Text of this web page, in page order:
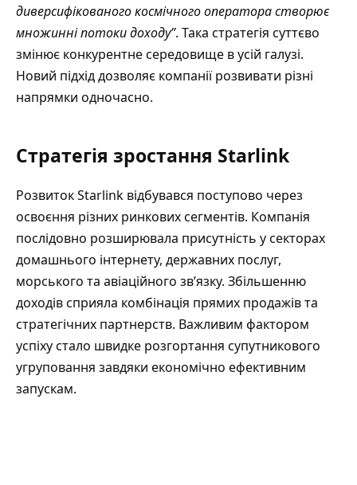
диверсифікованого космічного оператора створює
множинні потоки доходу”. Така стратегія суттєво
змінює конкурентне середовище в усій галузі.
Новий підхід дозволяє компанії розвивати різні
напрямки одночасно.
Стратегія зростання Starlink
Розвиток Starlink відбувався поступово через
освоєння різних ринкових сегментів. Компанія
послідовно розширювала присутність у секторах
домашнього інтернету, державних послуг,
морського та авіаційного зв’язку. Збільшенню
доходів сприяла комбінація прямих продажів та
стратегічних партнерств. Важливим фактором
успіху стало швидке розгортання супутникового
угруповання завдяки економічно ефективним
запускам.